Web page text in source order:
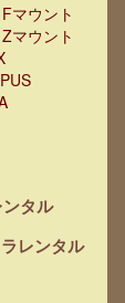
マウント
マウント
タル
レンタル